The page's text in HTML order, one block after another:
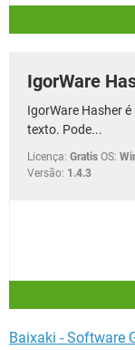
IgorWare
IgorWare Hasher
texto. Pode...
Licença: Gratis OS:
Versão: 1.4.3
Baixaki - Software